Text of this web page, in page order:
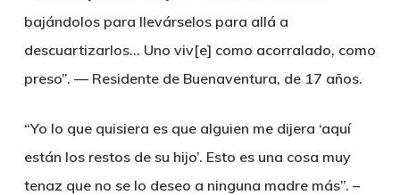
bajándolos para llevárselos para allá a
descuartizarlos… Uno viv[e] como acorralado, como
preso”. — Residente de Buenaventura, de 17 años.
“Yo lo que quisiera es que alguien me dijera ‘aquí
están los restos de su hijo’. Esto es una cosa muy
tenaz que no se lo deseo a ninguna madre más”. –